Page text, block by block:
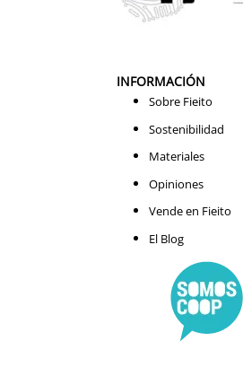
INFORMACIÓN
Sobre Fieito
Sostenibilidad
Materiales
Opiniones
Vende en Fieito
El Blog